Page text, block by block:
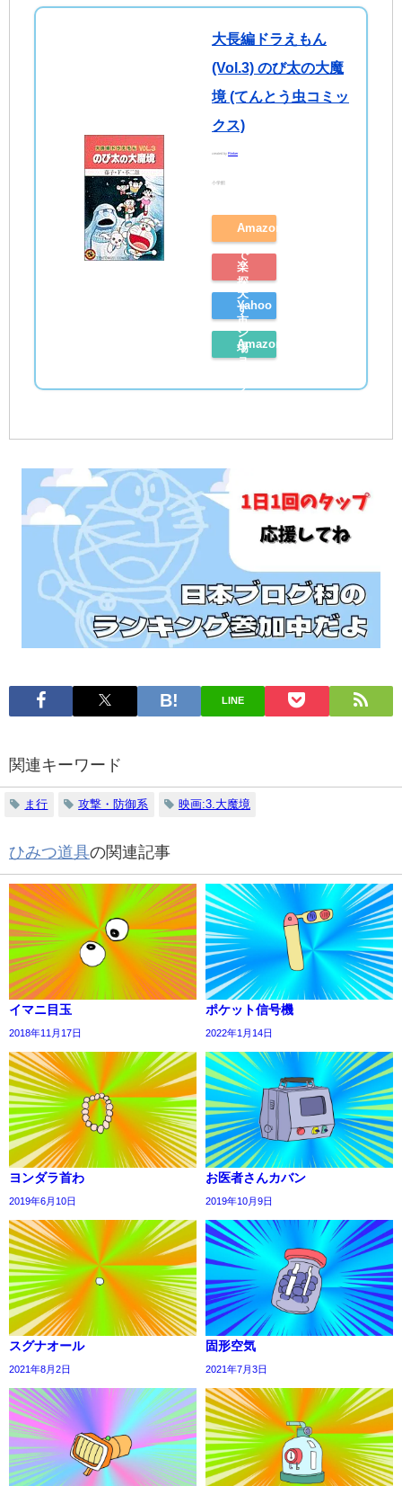
大長編ドラえもん
(Vol.3) のび太の大魔
境 (てんとう虫コミッ
クス)
created byRinker
小学館
Amazon
で
探
す
楽
天
市
場
Yahoo
シ
ョ
ッ
ン
で
Amazon
読
LINE
関連キーワード
ま行 攻撃・防御系 映画:3.大魔境
ひみつ道具の関連記事
イマニ目玉
2018年11月17日
ポケット信号機
2022年1月14日
ヨンダラ首わ
2019年6月10日
お医者さんカバン
2019年10月9日
スグナオール
2021年8月2日
固形空気
2021年7月3日